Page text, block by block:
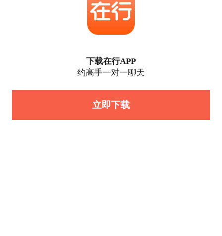
下载在行APP
约高手一对一聊天
立即下载